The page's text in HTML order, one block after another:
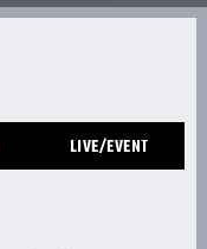
LIVE/EVENT